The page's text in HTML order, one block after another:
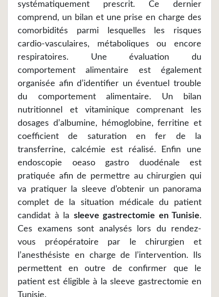
systématiquement prescrit. Ce dernier
comprend, un bilan et une prise en charge des
comorbidités parmi lesquelles les risques
cardio-vasculaires, métaboliques ou encore
respiratoires. Une évaluation du
comportement alimentaire est également
organisée afin d’identifier un éventuel trouble
du comportement alimentaire. Un bilan
nutritionnel et vitaminique comprenant les
dosages d’albumine, hémoglobine, ferritine et
coefficient de saturation en fer de la
transferrine, calcémie est réalisé. Enfin une
endoscopie oeaso gastro duodénale est
pratiquée afin de permettre au chirurgien qui
va pratiquer la sleeve d’obtenir un panorama
complet de la situation médicale du patient
candidat à la sleeve gastrectomie en Tunisie.
Ces examens sont analysés lors du rendez-
vous préopératoire par le chirurgien et
l’anesthésiste en charge de l’intervention. Ils
permettent en outre de confirmer que le
patient est éligible à la sleeve gastrectomie en
Tunisie.